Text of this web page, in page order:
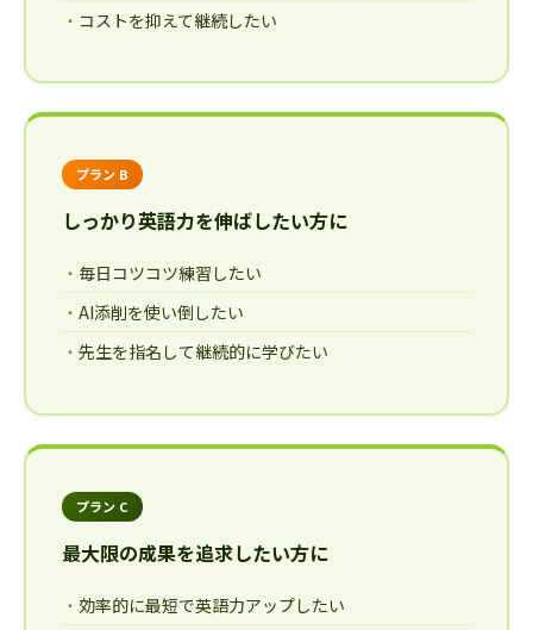
コストを抑えて継続したい
プラン B
しっかり英語力を伸ばしたい方に
毎日コツコツ練習したい
AI添削を使い倒したい
先生を指名して継続的に学びたい
プラン C
最大限の成果を追求したい方に
効率的に最短で英語力アップしたい